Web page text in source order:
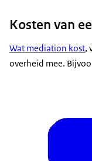
Kosten van
Wat mediation kost,
overheid mee.